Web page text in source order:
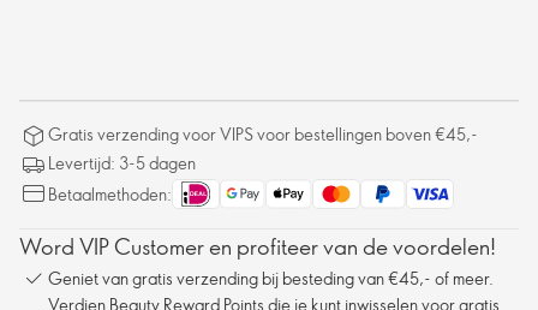
Gratis verzending voor VIPS voor bestellingen boven €45,-
Levertijd: 3-5 dagen
Betaalmethoden:
Word VIP Customer en profiteer van de voordelen!
Geniet van gratis verzending bij besteding van €45,- of meer.
Verdien Beauty Reward Points die je kunt inwisselen voor gratis